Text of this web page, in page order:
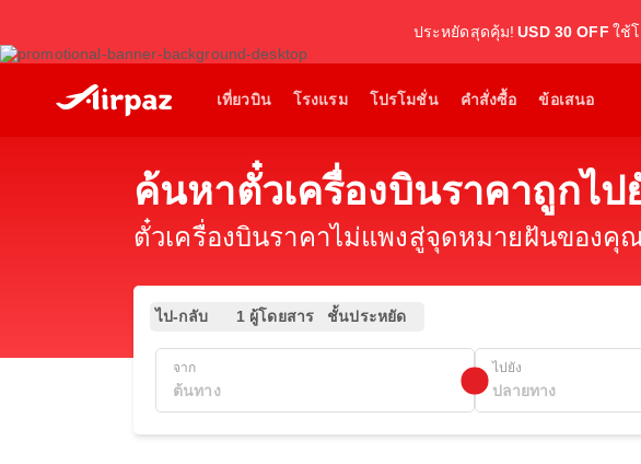
ประหยัดสุดคุ้ม! USD 30 OFF ใช้
เที่ยวบิน โรงแรม โปรโมชั่น คำสั่งซื้อ ข้อเสนอ
ค้นหาตั๋วเครื่องบินราคาถูกไป
ตั๋วเครื่องบินราคาไม่แพงสู่จุดหมายฝันของคุ
ไป-กลับ 1 ผู้โดยสาร ชั้นประหยัด
จาก ไปยัง